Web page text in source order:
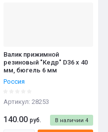
Валик прижимной
резиновый "Кедр" D36 x 40
мм, бюгель 6 мм
Россия
Артикул: 28253
В наличии 4
140.00 руб.